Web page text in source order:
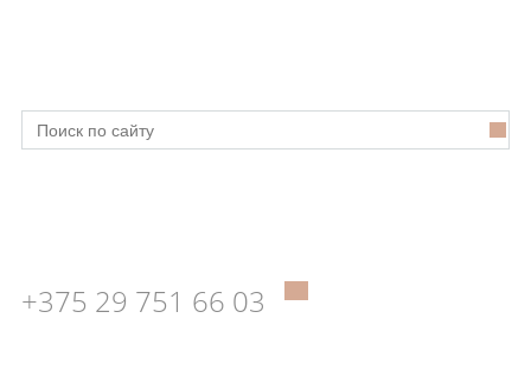
+375 29 751 66 03